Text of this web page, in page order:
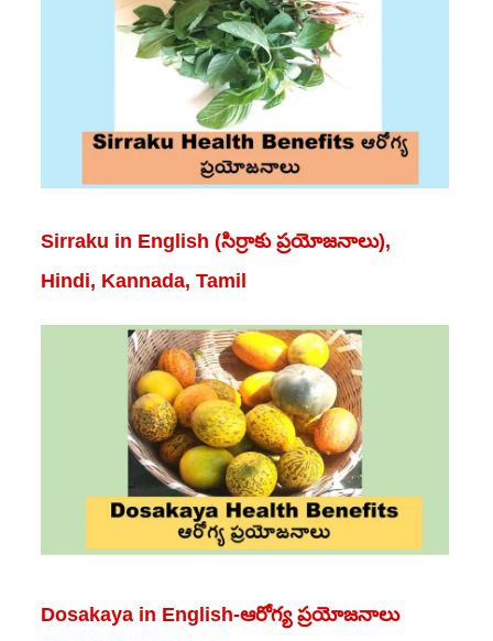
Sirraku in English (సిర్రాకు ప్రయోజనాలు),
Hindi, Kannada, Tamil
Dosakaya in English-ఆరోగ్య ప్రయోజనాలు